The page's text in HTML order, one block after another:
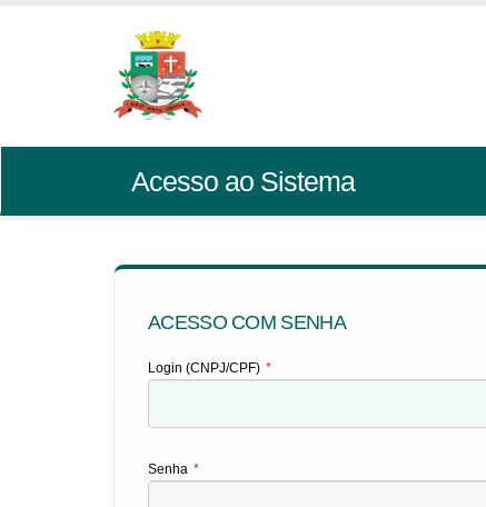
Acesso ao Sistema
ACESSO COM SENHA
Login (CNPJ/CPF) *
Senha *